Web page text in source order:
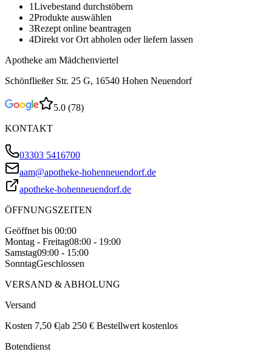
1Livebestand durchstöbern
2Produkte auswählen
3Rezept online beantragen
4Direkt vor Ort abholen oder liefern lassen
Apotheke am Mädchenviertel
Schönfließer Str. 25 G, 16540 Hohen Neuendorf
5.0 (78)
KONTAKT
03303 5416700
aam@apotheke-hohenneuendorf.de
apotheke-hohenneuendorf.de
ÖFFNUNGSZEITEN
Geöffnet bis 00:00
Montag - Freitag08:00 - 19:00
Samstag09:00 - 15:00
SonntagGeschlossen
VERSAND & ABHOLUNG
Versand
Kosten 7,50 €|ab 250 € Bestellwert kostenlos
Botendienst